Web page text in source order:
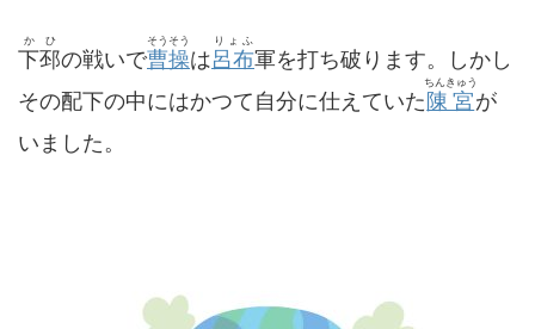
下邳
かひ
の戦いで曹操
そうそう
は呂布
りょふ
軍を打ち破ります。しかし
その配下の中にはかつて自分に仕えていた陳宮
ちんきゅう
が
いました。